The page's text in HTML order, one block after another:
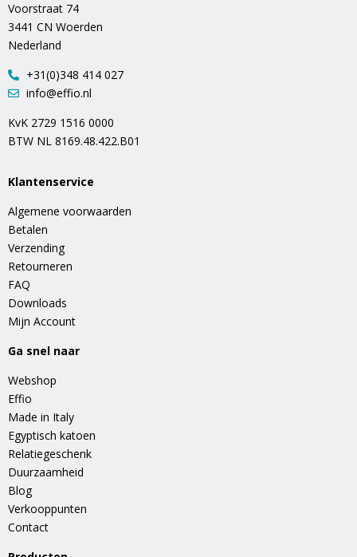
Voorstraat 74
3441 CN Woerden
Nederland
+31(0)348 414 027
info@effio.nl
KvK 2729 1516 0000
BTW NL 8169.48.422.B01
Klantenservice
Algemene voorwaarden
Betalen
Verzending
Retourneren
FAQ
Downloads
Mijn Account
Ga snel naar
Webshop
Effio
Made in Italy
Egyptisch katoen
Relatiegeschenk
Duurzaamheid
Blog
Verkooppunten
Contact